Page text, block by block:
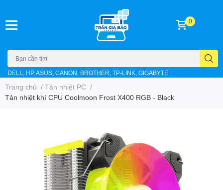
DELL, HP, ASUS, CANON, BROTHER, TP-LINK, GIGABYTE
0
Trang chủ / Tản nhiệt PC /
Tản nhiệt khí CPU Coolmoon Frost X400 RGB - Black